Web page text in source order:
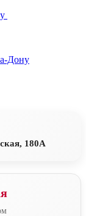
Дону
180А